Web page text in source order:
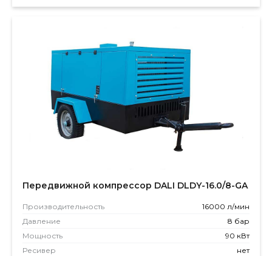
Передвижной компрессор DALI DLDY-16.0/8-GA
Производитель­ность
16000 л/мин
Давление
8 бар
Мощность
90 кВт
Ресивер
нет